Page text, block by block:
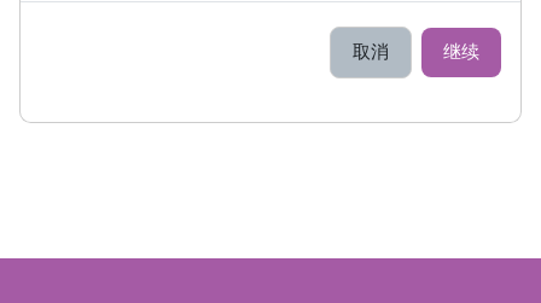
取消 继续